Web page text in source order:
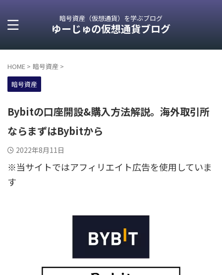
暗号資産（仮想通貨）を学ぶブログ
ゆーじゅの仮想通貨ブログ
HOME > 暗号資産 >
暗号資産
Bybitの口座開設&購入方法解説。海外取引所
ならまずはBybitから
2022年8月11日
※当サイトではアフィリエイト広告を使用していま
す